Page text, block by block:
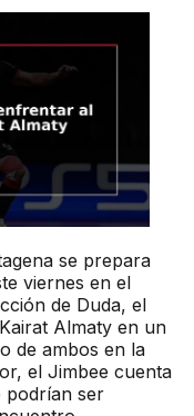
se prepara
viernes en el
de Duda, el
Almaty en un
de ambos en la
el Jimbee cuenta
podrían ser